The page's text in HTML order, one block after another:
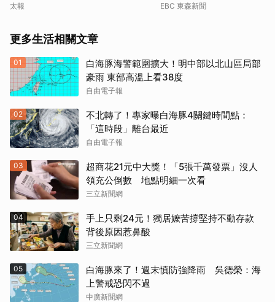
太報 EBC 東森新聞
更多生活相關文章
01
白海豚海警範圍擴大！明中部以北山區局部
豪雨 東部高溫上看38度
自由電子報
02
不北轉了！專家曝白海豚4關鍵時間點：
「這時段」離台最近
自由電子報
03
超商花21元中大獎！「5張千萬發票」沒人
領充公倒數 地點明細一次看
三立新聞網
04
手上只剩24元！獨居嬤苦撐堅持不動存款
背後原因惹鼻酸
三立新聞網
05
白海豚來了！週末慎防強降雨 吳德榮：海
上警戒恐閃不過
中廣新聞網